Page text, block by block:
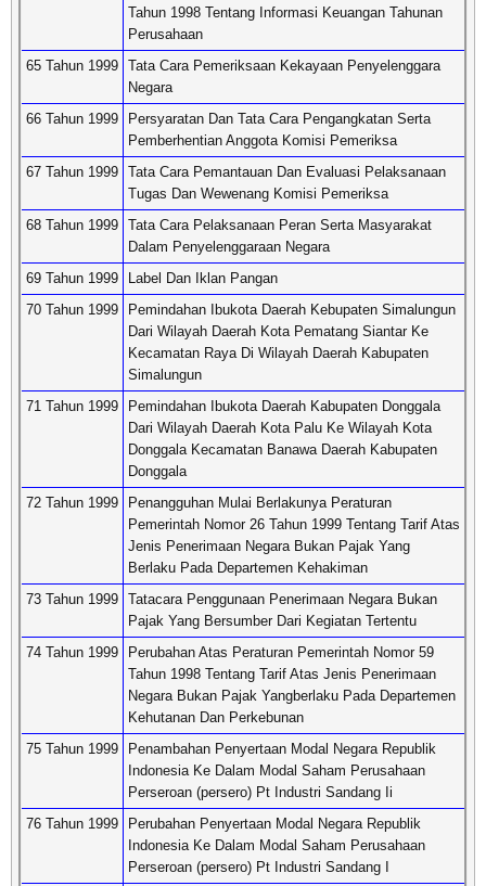
Tahun 1998 Tentang Informasi Keuangan Tahunan
Perusahaan
65 Tahun 1999 Tata Cara Pemeriksaan Kekayaan Penyelenggara
Negara
66 Tahun 1999
Persyaratan Dan Tata Cara Pengangkatan Serta
Pemberhentian Anggota Komisi Pemeriksa
67 Tahun 1999 Tata Cara Pemantauan Dan Evaluasi Pelaksanaan
Tugas Dan Wewenang Komisi Pemeriksa
68 Tahun 1999 Tata Cara Pelaksanaan Peran Serta Masyarakat
Dalam Penyelenggaraan Negara
69 Tahun 1999
Label Dan Iklan Pangan
70 Tahun 1999
Pemindahan Ibukota Daerah Kebupaten Simalungun
Dari Wilayah Daerah Kota Pematang Siantar Ke
Kecamatan Raya Di Wilayah Daerah Kabupaten
Simalungun
71 Tahun 1999
Pemindahan Ibukota Daerah Kabupaten Donggala
Dari Wilayah Daerah Kota Palu Ke Wilayah Kota
Donggala Kecamatan Banawa Daerah Kabupaten
Donggala
72 Tahun 1999
Penangguhan Mulai Berlakunya Peraturan
Pemerintah Nomor 26 Tahun 1999 Tentang Tarif Atas
Jenis Penerimaan Negara Bukan Pajak Yang
Berlaku Pada Departemen Kehakiman
73 Tahun 1999 Tatacara Penggunaan Penerimaan Negara Bukan
Pajak Yang Bersumber Dari Kegiatan Tertentu
74 Tahun 1999
Perubahan Atas Peraturan Pemerintah Nomor 59
Tahun 1998 Tentang Tarif Atas Jenis Penerimaan
Negara Bukan Pajak Yangberlaku Pada Departemen
Kehutanan Dan Perkebunan
75 Tahun 1999
Penambahan Penyertaan Modal Negara Republik
Indonesia Ke Dalam Modal Saham Perusahaan
Perseroan (persero) Pt Industri Sandang Ii
76 Tahun 1999
Perubahan Penyertaan Modal Negara Republik
Indonesia Ke Dalam Modal Saham Perusahaan
Perseroan (persero) Pt Industri Sandang I